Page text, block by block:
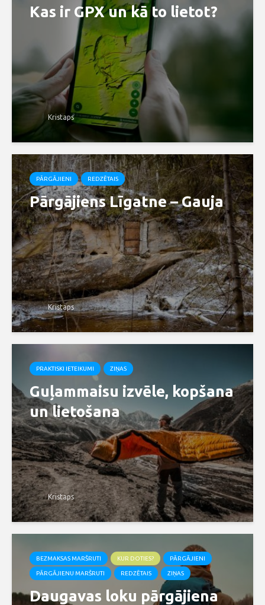
Kas ir GPX un kā to lietot?
Kristaps
PĀRGĀJIENI REDZĒTAIS
Pārgājiens Līgatne – Gauja
Kristaps
PRAKTISKI IETEIKUMI ZIŅAS
Guļammaisu izvēle, kopšana
un lietošana
Kristaps
BEZMAKSAS MARŠRUTI KUR DOTIES? PĀRGĀJIENI
PĀRGĀJIENU MARŠRUTI REDZĒTAIS ZIŅAS
Daugavas loku pārgājiena